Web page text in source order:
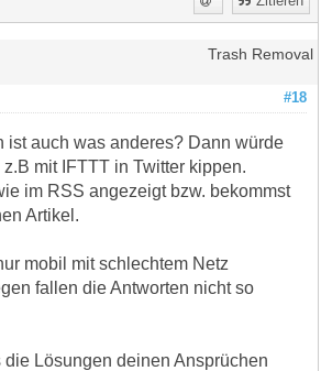
Trash Removal
#18
ist auch was anderes? Dann würde
mit IFTTT in Twitter kippen.
im RSS angezeigt bzw. bekommst
Artikel.
mobil mit schlechtem Netz
fallen die Antworten nicht so
Lösungen deinen Ansprüchen